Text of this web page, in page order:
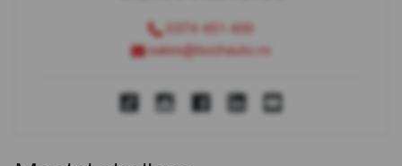
0374 451 400
sales@bcchauto.ro